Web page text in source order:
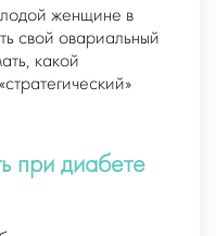
женщине в
свой овариальный
какой
при диабете